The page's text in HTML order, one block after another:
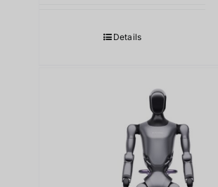
Details